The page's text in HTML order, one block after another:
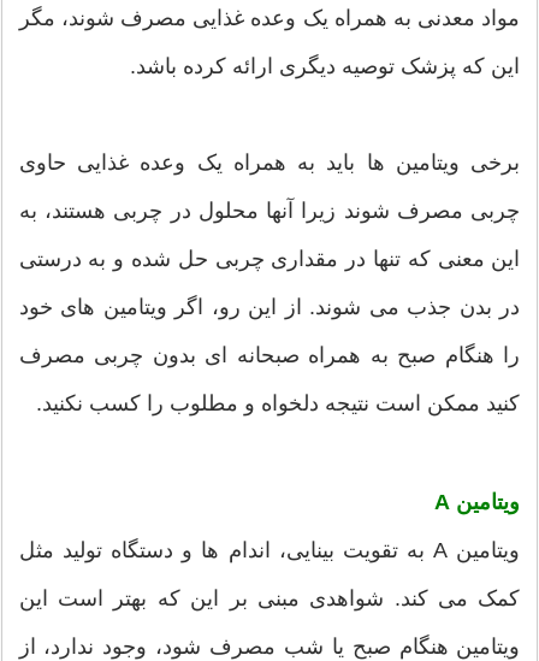
مواد معدنی به همراه یک وعده غذایی مصرف شوند، مگر
این که پزشک توصیه دیگری ارائه کرده باشد.
برخی ویتامین ها باید به همراه یک وعده غذایی حاوی
چربی مصرف شوند زیرا آنها محلول در چربی هستند، به
این معنی که تنها در مقداری چربی حل شده و به درستی
در بدن جذب می شوند. از این رو، اگر ویتامین های خود
را هنگام صبح به همراه صبحانه ای بدون چربی مصرف
کنید ممکن است نتیجه دلخواه و مطلوب را کسب نکنید.
ویتامین A
ویتامین A به تقویت بینایی، اندام ها و دستگاه تولید مثل
کمک می کند. شواهدی مبنی بر این که بهتر است این
ویتامین هنگام صبح یا شب مصرف شود، وجود ندارد، از